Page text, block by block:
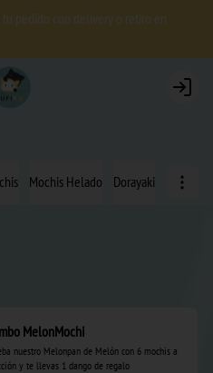
pedido con delivery o retiro en
Login
Mochis Helado Dorayakis
MelonMochi
nuestro Melonpan de Melón con 6 mochis a
y te llevas 1 dango de regalo